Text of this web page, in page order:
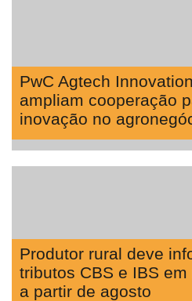
PwC Agtech
ampliam cooperação
inovação no
Produtor rural deve
tributos CBS e IBS
a partir de agosto